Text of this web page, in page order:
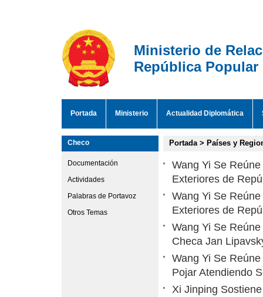
Ministerio de
República Popular
Portada Ministerio Actualidad Diplomática
Checo
Documentación
Actividades
Palabras de Portavoz
Otros Temas
Portada> Países y
Wang Yi Se
Exteriores de
Wang Yi Se
Exteriores de
Wang Yi Se
Checa Jan
Wang Yi Se
Pojar Atendiendo
Xi Jinping